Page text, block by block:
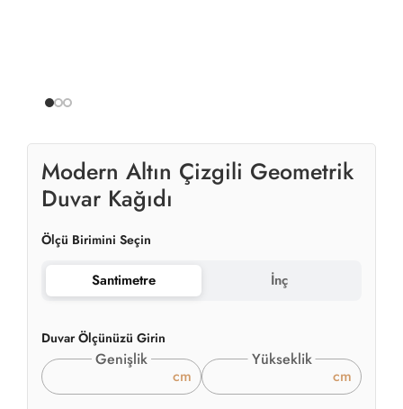
Modern Altın Çizgili Geometrik
Duvar Kağıdı
Ölçü Birimini Seçin
Santimetre İnç
Duvar Ölçünüzü Girin
Genişlik
cm
Yükseklik
cm